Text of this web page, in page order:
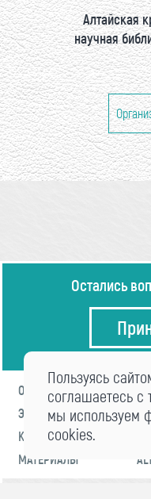
Алтайская
научная
Остались
О ФОРУМЕ
ЭКСПЕРТЫ
КОНТАКТЫ
МАТЕРИАЛЫ
Пользуясь
соглашаетесь с
мы используем
cookies.